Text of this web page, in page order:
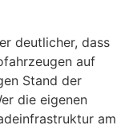
deutlicher, dass
auf
Stand der
die eigenen
am